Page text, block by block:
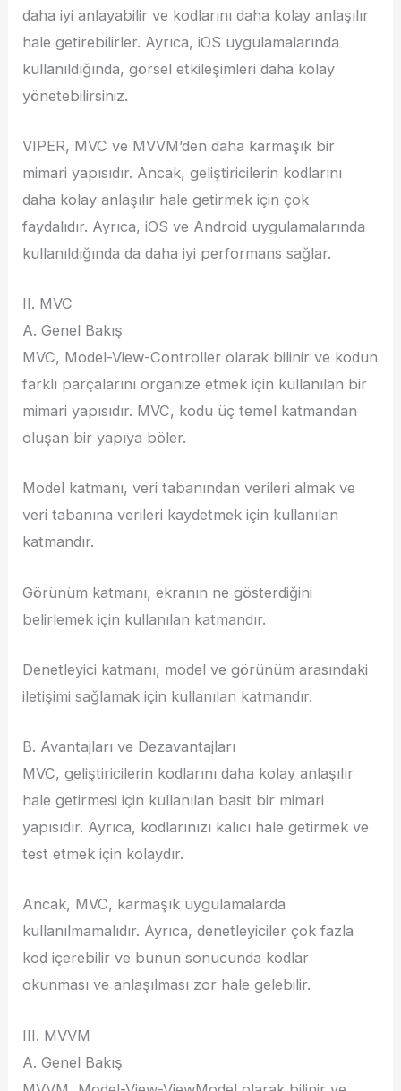
daha iyi anlayabilir ve kodlarını daha kolay anlaşılır
hale getirebilirler. Ayrıca, iOS uygulamalarında
kullanıldığında, görsel etkileşimleri daha kolay
yönetebilirsiniz.
VIPER, MVC ve MVVM’den daha karmaşık bir
mimari yapısıdır. Ancak, geliştiricilerin kodlarını
daha kolay anlaşılır hale getirmek için çok
faydalıdır. Ayrıca, iOS ve Android uygulamalarında
kullanıldığında da daha iyi performans sağlar.
II. MVC
A. Genel Bakış
MVC, Model-View-Controller olarak bilinir ve kodun
farklı parçalarını organize etmek için kullanılan bir
mimari yapısıdır. MVC, kodu üç temel katmandan
oluşan bir yapıya böler.
Model katmanı, veri tabanından verileri almak ve
veri tabanına verileri kaydetmek için kullanılan
katmandır.
Görünüm katmanı, ekranın ne gösterdiğini
belirlemek için kullanılan katmandır.
Denetleyici katmanı, model ve görünüm arasındaki
iletişimi sağlamak için kullanılan katmandır.
B. Avantajları ve Dezavantajları
MVC, geliştiricilerin kodlarını daha kolay anlaşılır
hale getirmesi için kullanılan basit bir mimari
yapısıdır. Ayrıca, kodlarınızı kalıcı hale getirmek ve
test etmek için kolaydır.
Ancak, MVC, karmaşık uygulamalarda
kullanılmamalıdır. Ayrıca, denetleyiciler çok fazla
kod içerebilir ve bunun sonucunda kodlar
okunması ve anlaşılması zor hale gelebilir.
III. MVVM
A. Genel Bakış